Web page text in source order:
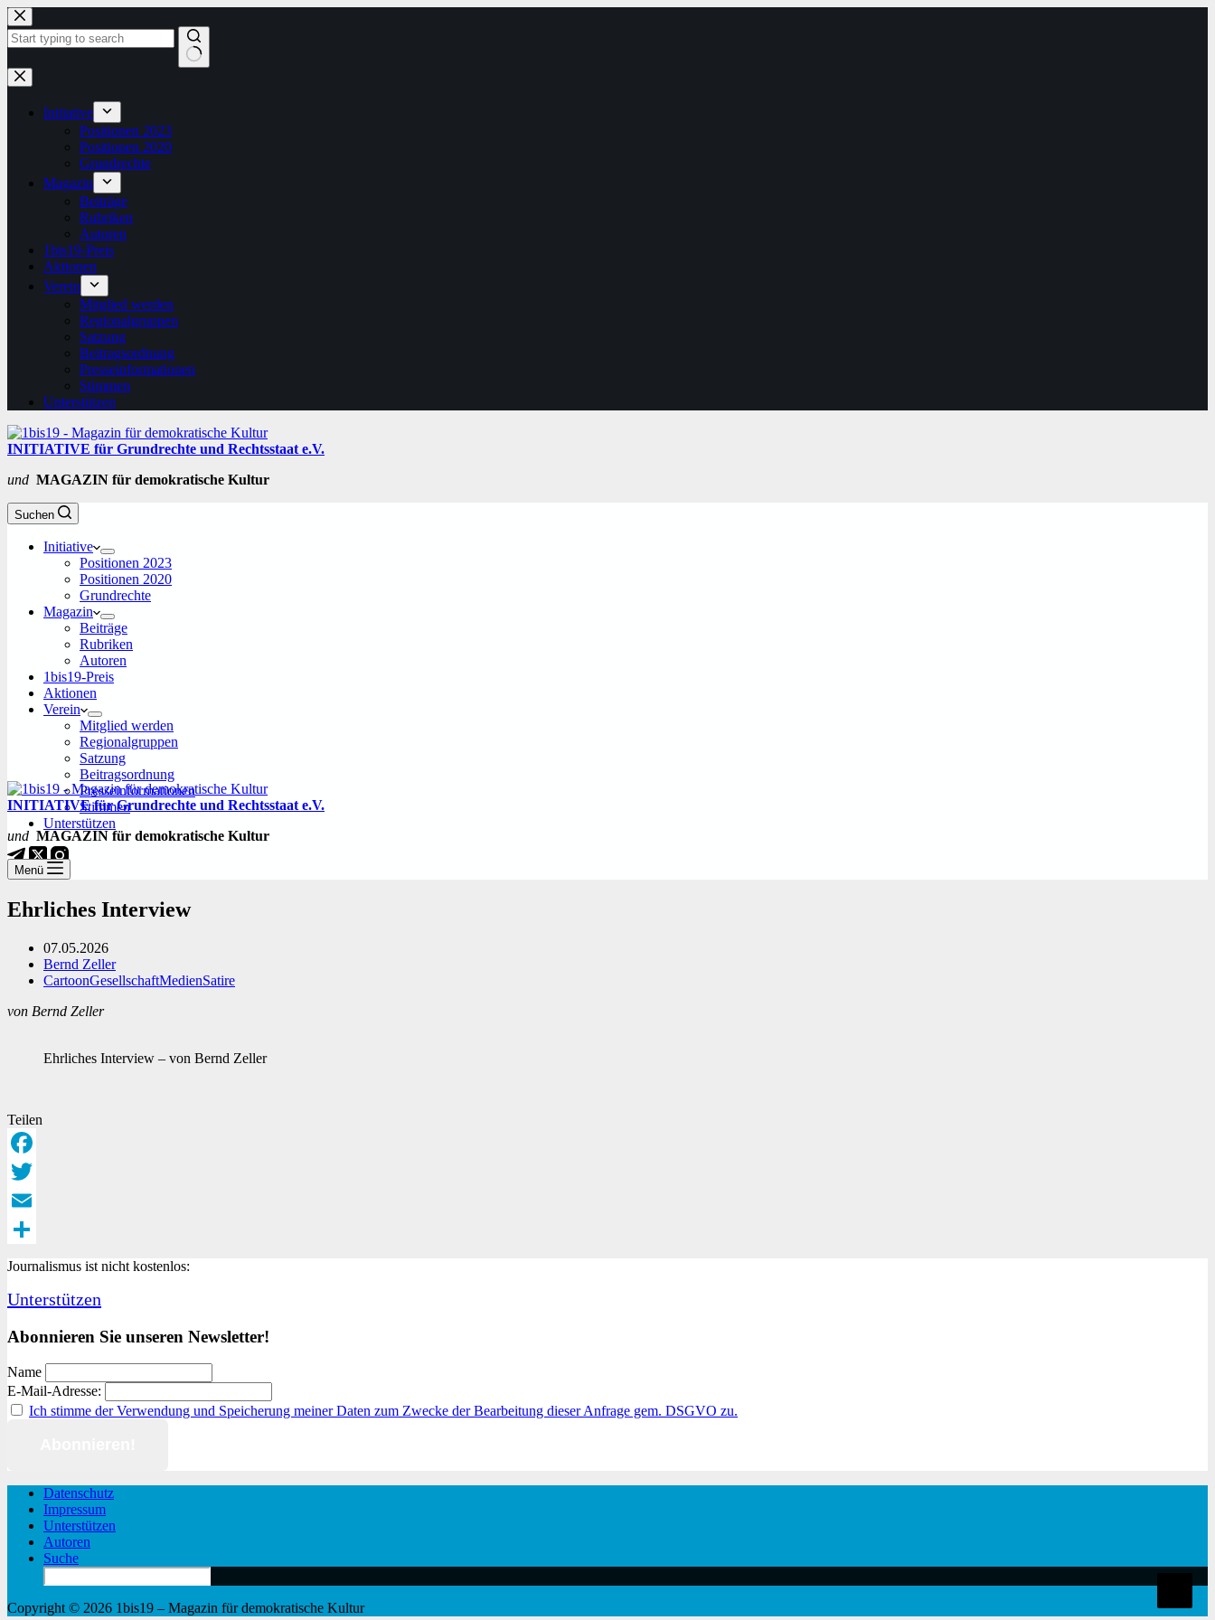
Zum
Inhalt
springen
Keine
Ergebnisse
Initiative
Positionen 2023
Positionen 2020
Grundrechte
Magazin
Beiträge
Rubriken
Autoren
1bis19-Preis
Aktionen
Verein
Mitglied werden
Regionalgruppen
Satzung
Beitragsordnung
Presseinformationen
Stimmen
Unterstützen
INITIATIVE für Grundrechte und Rechtsstaat e.V.
und MAGAZIN für demokratische Kultur
Suchen
Initiative
Positionen 2023
Positionen 2020
Grundrechte
Magazin
Beiträge
Rubriken
Autoren
1bis19-Preis
Aktionen
Verein
Mitglied werden
Regionalgruppen
Satzung
Beitragsordnung
Presseinformationen
Stimmen
Unterstützen
INITIATIVE für Grundrechte und Rechtsstaat e.V.
und MAGAZIN für demokratische Kultur
Menü
Ehrliches Interview
07.05.2026
Bernd Zeller
CartoonGesellschaftMedienSatire
von Bernd Zeller
Ehrliches Interview – von Bernd Zeller
Teilen
Facebook
Twitter
Email
Teilen
Journalismus ist nicht kostenlos:
Unterstützen
Abonnieren Sie unseren Newsletter!
Name
E-Mail-Adresse:
Ich stimme der Verwendung und Speicherung meiner Daten zum Zwecke der Bearbeitung dieser Anfrage gem. DSGVO zu.
Datenschutz
Impressum
Unterstützen
Autoren
Suche
Search
for:
Copyright © 2026 1bis19 – Magazin für demokratische Kultur